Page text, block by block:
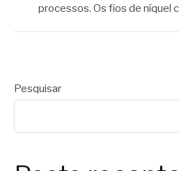
processos. Os fios de níquel
Pesquisar